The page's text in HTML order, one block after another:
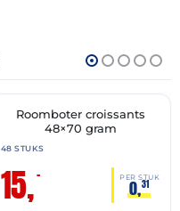
🔥 OP=OP
Roomboter croissants
48×70 gram
48 STUKS
15,– PER STUK
0,31